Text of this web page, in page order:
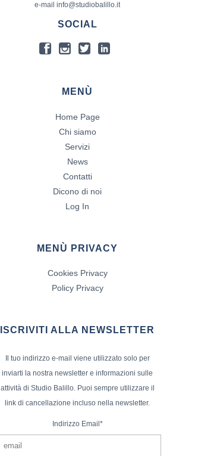
e-mail info@studiobalillo.it
SOCIAL
MENÙ
Home Page
Chi siamo
Servizi
News
Contatti
Dicono di noi
Log In
MENÙ PRIVACY
Cookies Privacy
Policy Privacy
ISCRIVITI ALLA NEWSLETTER
Il tuo indirizzo e-mail viene utilizzato solo per
inviarti la nostra newsletter e informazioni sulle
attività di Studio Balillo. Puoi sempre utilizzare il
link di cancellazione incluso nella newsletter.
Indirizzo Email*